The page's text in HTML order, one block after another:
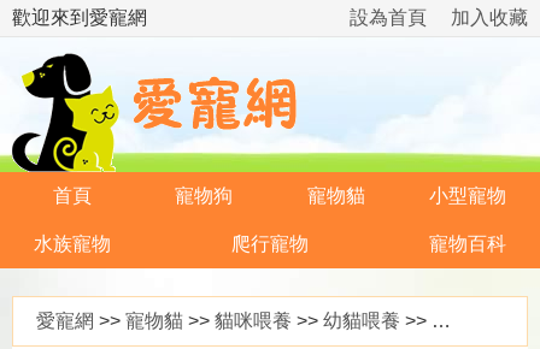
歡迎來到愛寵網 加入收藏
設為首頁
首頁 寵物狗 寵物貓 小型寵物
水族寵物 爬行寵物 寵物百科
愛寵網 >> 寵物貓 >> 貓咪喂養 >> 幼貓喂養 >> 幼貓的飲食注意事項